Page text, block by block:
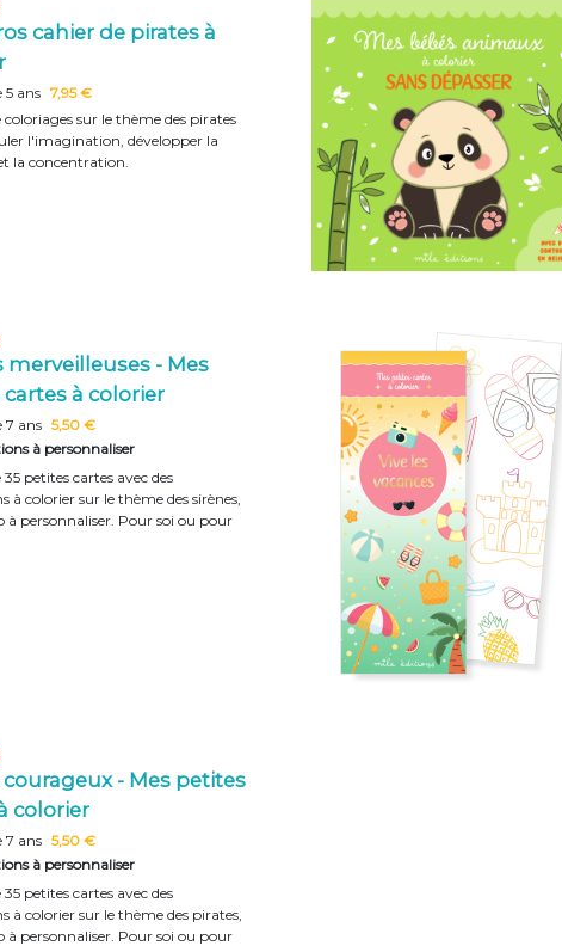
cahier de pirates à
5 ans 7,95 €
coloriages sur le thème des pirates
l'imagination, développer la
la concentration.
merveilleuses - Mes
à colorier
7 ans 5,50 €
à personnaliser
35 petites cartes avec des
à colorier sur le thème des sirènes,
à personnaliser. Pour soi ou pour
courageux - Mes petites
colorier
7 ans 5,50 €
à personnaliser
35 petites cartes avec des
à colorier sur le thème des pirates,
à personnaliser. Pour soi ou pour